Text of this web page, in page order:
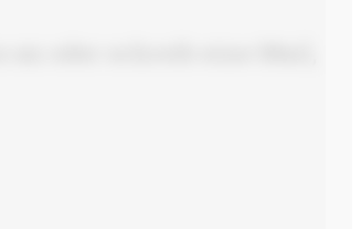
oder schreib eine Mail,